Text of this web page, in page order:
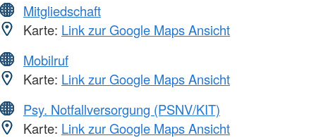
Mitgliedschaft
Karte: Link zur Google Maps Ansicht
Mobilruf
Karte: Link zur Google Maps Ansicht
Psy. Notfallversorgung (PSNV/KIT)
Karte: Link zur Google Maps Ansicht